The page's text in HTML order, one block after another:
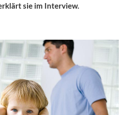
sie im Interview.